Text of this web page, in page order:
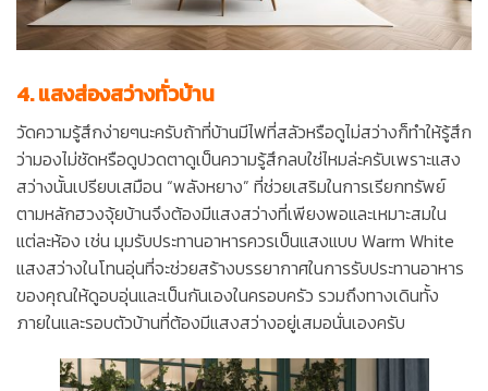
4. แสงส่องสว่างทั่วบ้าน
วัดความรู้สึกง่ายๆนะครับถ้าที่บ้านมีไฟที่สลัวหรือดูไม่สว่างก็ทำให้รู้สึก
ว่ามองไม่ชัดหรือดูปวดตาดูเป็นความรู้สึกลบใช่ไหมล่ะครับเพราะแสง
สว่างนั้นเปรียบเสมือน “พลังหยาง” ที่ช่วยเสริมในการเรียกทรัพย์
ตามหลักฮวงจุ้ยบ้านจึงต้องมีแสงสว่างที่เพียงพอและเหมาะสมใน
แต่ละห้อง เช่น มุมรับประทานอาหารควรเป็นแสงแบบ Warm White
แสงสว่างในโทนอุ่นที่จะช่วยสร้างบรรยากาศในการรับประทานอาหาร
ของคุณให้ดูอบอุ่นและเป็นกันเองในครอบครัว รวมถึงทางเดินทั้ง
ภายในและรอบตัวบ้านที่ต้องมีแสงสว่างอยู่เสมอนั่นเองครับ